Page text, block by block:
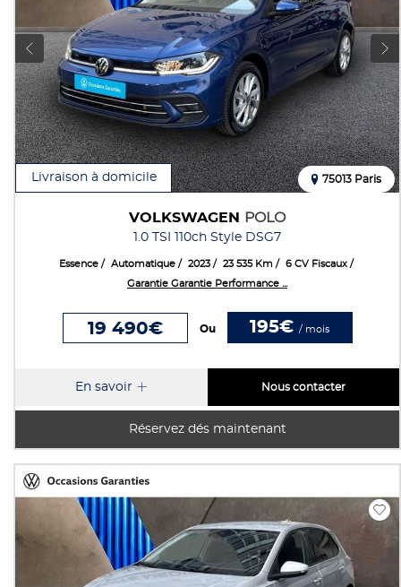
Livraison à domicile
VOLKSWAGEN POLO
1.0 TSI 110ch Style DSG7
75013 Paris
Essence Automatique 2023 23 535 Km
6 CV Fiscaux
Garantie Garantie Performance ...
19 490€ Ou 195€ / mois
Réservez dés maintenant
En savoir Nous contacter